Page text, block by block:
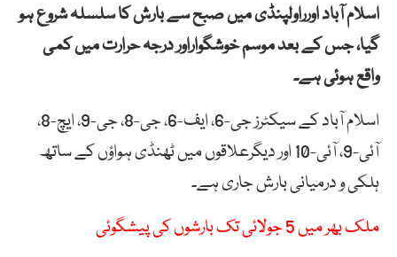
اسلام آباد اورراولپنڈی میں صبح سے بارش کا سلسلہ شروع ہو
گیا، جس کے بعد موسم خوشگواراور درجہ حرارت میں کمی
واقع ہوئی ہے۔
اسلام آباد کے سیکٹرز جی-6، ایف-6، جی-8، جی-9، ایچ-8،
آئی-9، آئی-10 اور دیگرعلاقوں میں ٹھنڈی ہواؤں کے ساتھ
ہلکی و درمیانی بارش جاری ہے۔
ملک بھر میں 5 جولائی تک بارشوں کی پیشگوئی